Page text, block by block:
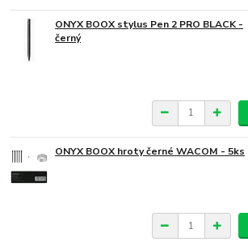
ONYX BOOX stylus Pen 2 PRO BLACK -
černý
ONYX BOOX hroty černé WACOM - 5ks